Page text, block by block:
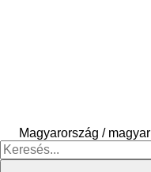
Magyarország / magyar